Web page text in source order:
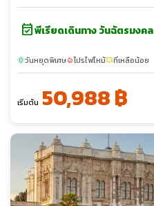
event_availableพีเรียดเดินทาง วันฉัตรมงคล
sunnyวันหยุดพิเศษlocal_fire_departmentโปรไฟไหม้confirmation_numberที่เหลือน้อย
เริ่มต้น 50,988 ฿